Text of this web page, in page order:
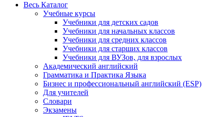
Весь Каталог
Учебные курсы
Учебники для детских садов
Учебники для начальных классов
Учебники для средних классов
Учебники для старших классов
Учебники для ВУЗов, для взрослых
Академический английский
Грамматика и Практика Языка
Бизнес и профессиональный английский (ESP)
Для учителей
Словари
Экзамены